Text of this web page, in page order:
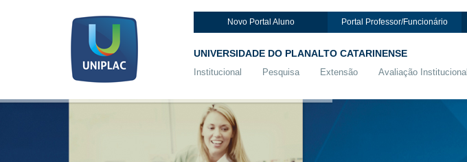
Novo Portal Aluno Portal Professor/Funcionário
UNIVERSIDADE DO PLANALTO CATARINENSE
Institucional Pesquisa Extensão Avaliação Institucional